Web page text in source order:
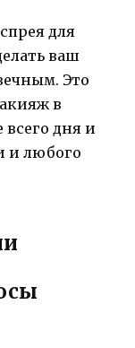
для
ваш
Это
в
дня и
и любого